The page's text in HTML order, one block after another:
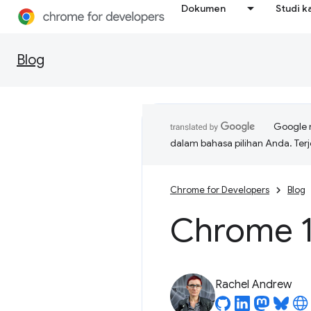
Dokumen Studi
Blog
Google
dalam bahasa pilihan Anda.
Chrome for Developers Blog
Chrome
Rachel Andrew